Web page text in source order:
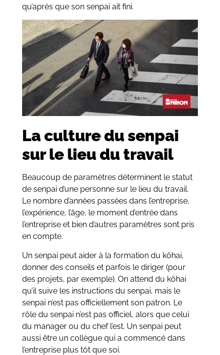
qu’après que son senpai ait fini.
La culture du senpai
sur le lieu du travail
Beaucoup de paramètres déterminent le statut
de senpai d’une personne sur le lieu du travail.
Le nombre d’années passées dans l’entreprise,
l’expérience, l’âge, le moment d’entrée dans
l’entreprise et bien d’autres paramètres sont pris
en compte.
Un senpai peut aider à la formation du kōhai,
donner des conseils et parfois le diriger (pour
des projets, par exemple). On attend du kōhai
qu’il suive les instructions du senpai, mais le
senpai n’est pas officiellement son patron. Le
rôle du senpai n’est pas officiel, alors que celui
du manager ou du chef l’est. Un senpai peut
aussi être un collègue qui a commencé dans
l’entreprise plus tôt que soi.